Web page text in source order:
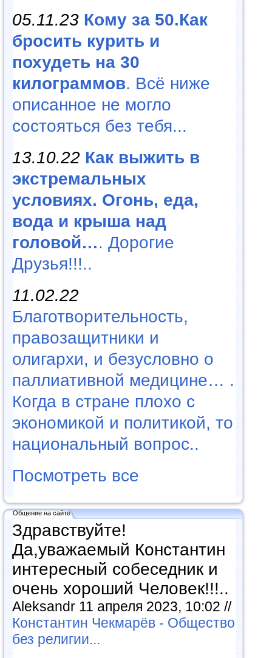
05.11.23 Кому за 50.Как
бросить курить и
похудеть на 30
килограммов. Всё ниже
описанное не могло
состояться без тебя...
13.10.22 Как выжить в
экстремальных
условиях. Огонь, еда,
вода и крыша над
головой…. Дорогие
Друзья!!!..
11.02.22
Благотворительность,
правозащитники и
олигархи, и безусловно о
паллиативной медицине… .
Когда в стране плохо с
экономикой и политикой, то
национальный вопрос..
Посмотреть все
Общение на сайте
Здравствуйте!
Да,уважаемый Константин
интересный собеседник и
очень хороший Человек!!!..
Aleksandr 11 апреля 2023, 10:02 //
Константин Чекмарёв - Общество
без религии...